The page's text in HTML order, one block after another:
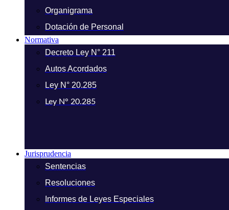
Organigrama
Dotación de Personal
Normativa
Decreto Ley N° 211
Autos Acordados
Ley N° 20.285
Ley N° 20.285
Jurisprudencia
Sentencias
Resoluciones
Informes de Leyes Especiales